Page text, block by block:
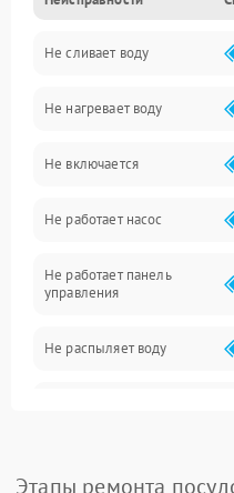
Электропитание
Датчики
Нагрев
Вода
Гигиена
Программное
Не сливает воду
Не нагревает воду
Не включается
Не работает насос
Не работает панель
управления
Не распыляет воду
Этапы ремонта